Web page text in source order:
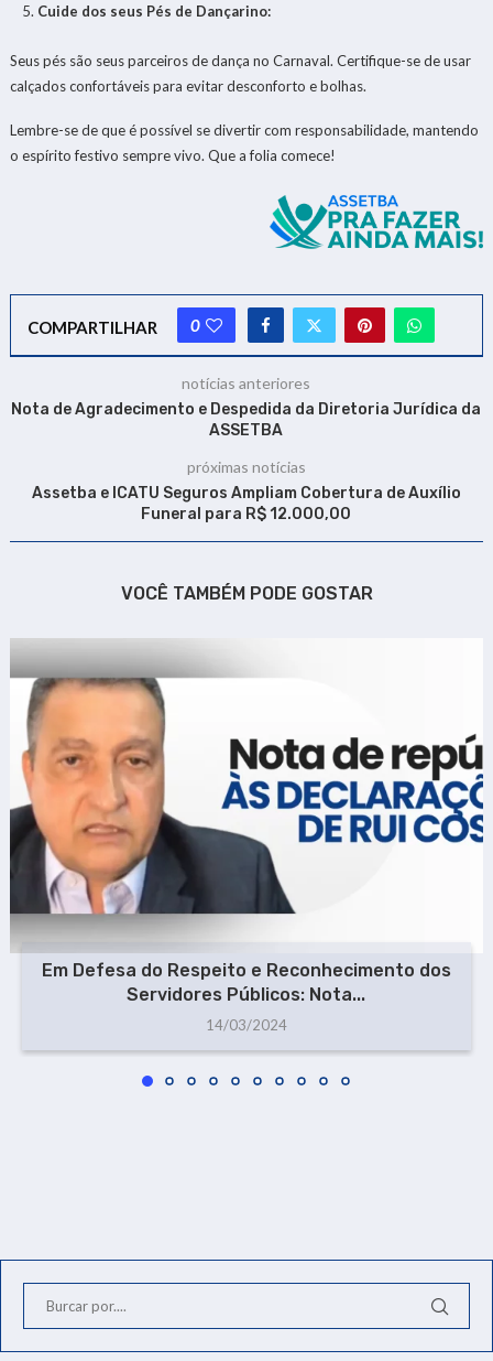
Cuide dos seus Pés de Dançarino:
Seus pés são seus parceiros de dança no Carnaval. Certifique-se de usar
calçados confortáveis para evitar desconforto e bolhas.
Lembre-se de que é possível se divertir com responsabilidade, mantendo
o espírito festivo sempre vivo. Que a folia comece!
COMPARTILHAR 0
notícias anteriores
Nota de Agradecimento e Despedida da Diretoria Jurídica da
ASSETBA
próximas notícias
Assetba e ICATU Seguros Ampliam Cobertura de Auxílio
Funeral para R$ 12.000,00
VOCÊ TAMBÉM PODE GOSTAR
Em Defesa do Respeito e Reconhecimento dos
Servidores Públicos: Nota...
14/03/2024